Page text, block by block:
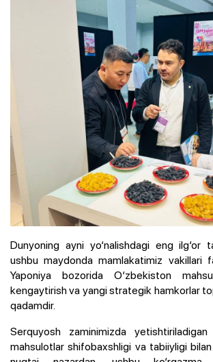
Dunyoning ayni yo‘nalishdagi eng ilg‘or
ushbu maydonda mamlakatimiz vakillari
Yaponiya bozorida O‘zbekiston
kengaytirish va yangi strategik hamkorlar
qadamdir.
Serquyosh zaminimizda
mahsulotlar shifobaxshligi va tabiiyligi